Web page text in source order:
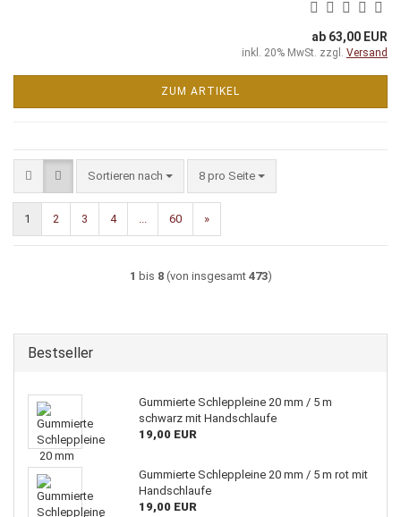
ab 63,00 EUR
inkl. 20% MwSt. zzgl. Versand
ZUM ARTIKEL
Sortieren nach
Sortieren nach 8 pro Seite
pro Seite
1 2 3 4 60 »
1 bis 8(von insgesamt 473)
Bestseller
Gummierte Schleppleine 20 mm / 5 m
schwarz mit Handschlaufe
19,00 EUR
Gummierte Schleppleine 20 mm / 5 m rot mit
Handschlaufe
19,00 EUR